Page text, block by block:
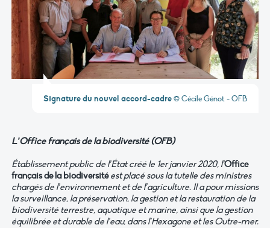
Signature du nouvel accord-cadre© Cécile Génot - OFB
L’Office français de la biodiversité (OFB)
Établissement public de l’État créé le 1er janvier 2020, l’Office
français de la biodiversitéest placé sous la tutelle des ministres
chargés de l’environnement et de l’agriculture. Il a pour missions
la surveillance, la préservation, la gestion et la restauration de la
biodiversité terrestre, aquatique et marine, ainsi que la gestion
équilibrée et durable de l’eau, dans l’Hexagone et les Outre-mer.